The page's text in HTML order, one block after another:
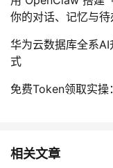
你的对话、记忆与待
华为云数据库全系
式
免费Token领取实
相关文章